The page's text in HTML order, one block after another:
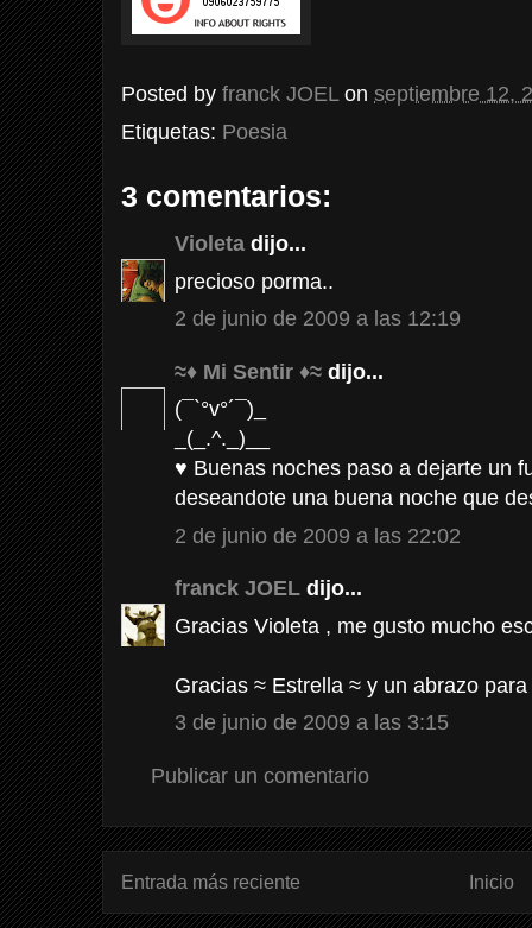
Posted by franck JOEL on septiembre 12,
Etiquetas: Poesia
3 comentarios:
Violeta dijo...
precioso porma..
2 de junio de 2009 a las 12:19
≈♦ Mi Sentir ♦≈ dijo...
(¯`°v°´¯)_
_(_.^._)__
♥ Buenas noches paso a dejarte un
deseandote una buena noche que
2 de junio de 2009 a las 22:02
franck JOEL dijo...
Gracias Violeta , me gusto mucho
Gracias ≈ Estrella ≈ y un abrazo
3 de junio de 2009 a las 3:15
Publicar un comentario
Entrada más reciente Inicio